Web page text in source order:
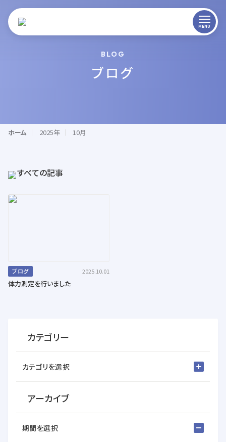
BLOG
ブログ
ホーム 2025年 10月
すべての記事
ブログ 2025.10.01
体力測定を行いました
カテゴリー
カテゴリを選択
アーカイブ
期間を選択